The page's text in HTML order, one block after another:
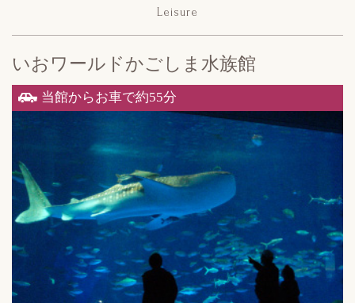
Leisure
いおワールド かごしま水族館
当館からお車で約55分